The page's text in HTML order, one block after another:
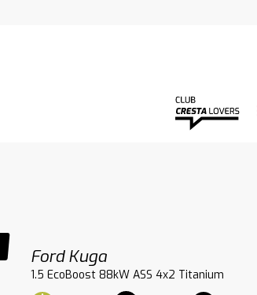
Ford Kuga
1.5 EcoBoost 88kW ASS 4x2 Titanium